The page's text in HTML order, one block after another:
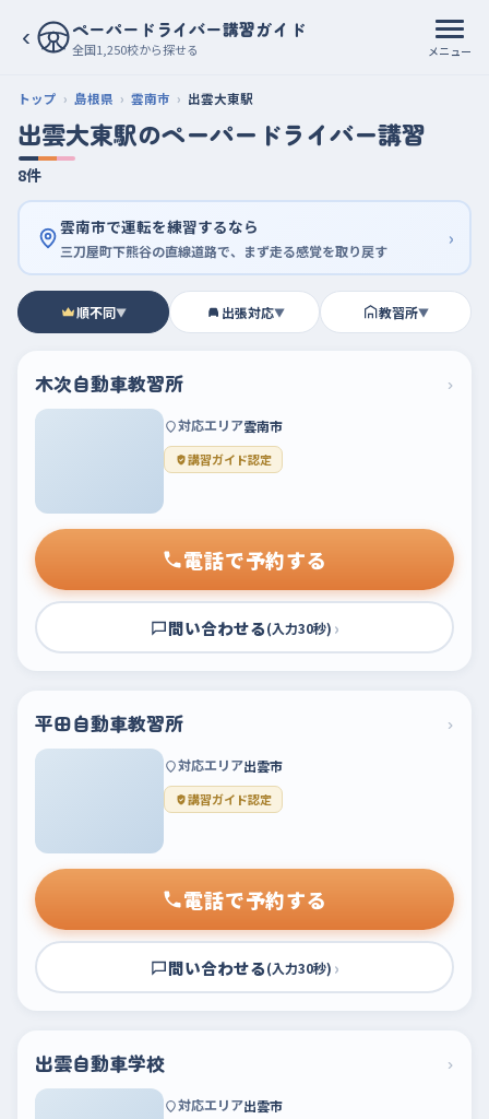
‹ ペーパードライバー講習ガイド
全国1,250校から探せる メニュー
トップ 島根県 雲南市 出雲大東駅
出雲大東駅のペーパードライバー講習
8件
雲南市で運転を練習するなら
三刀屋町下熊谷の直線道路で、まず走る感覚を取り戻す ›
順不同▼ 出張対応▼ 教習所▼
木次自動車教習所 ›
対応エリア雲南市
講習ガイド認定
電話で予約する
問い合わせる(入力30秒) ›
平田自動車教習所 ›
対応エリア出雲市
講習ガイド認定
電話で予約する
問い合わせる(入力30秒) ›
出雲自動車学校 ›
対応エリア出雲市